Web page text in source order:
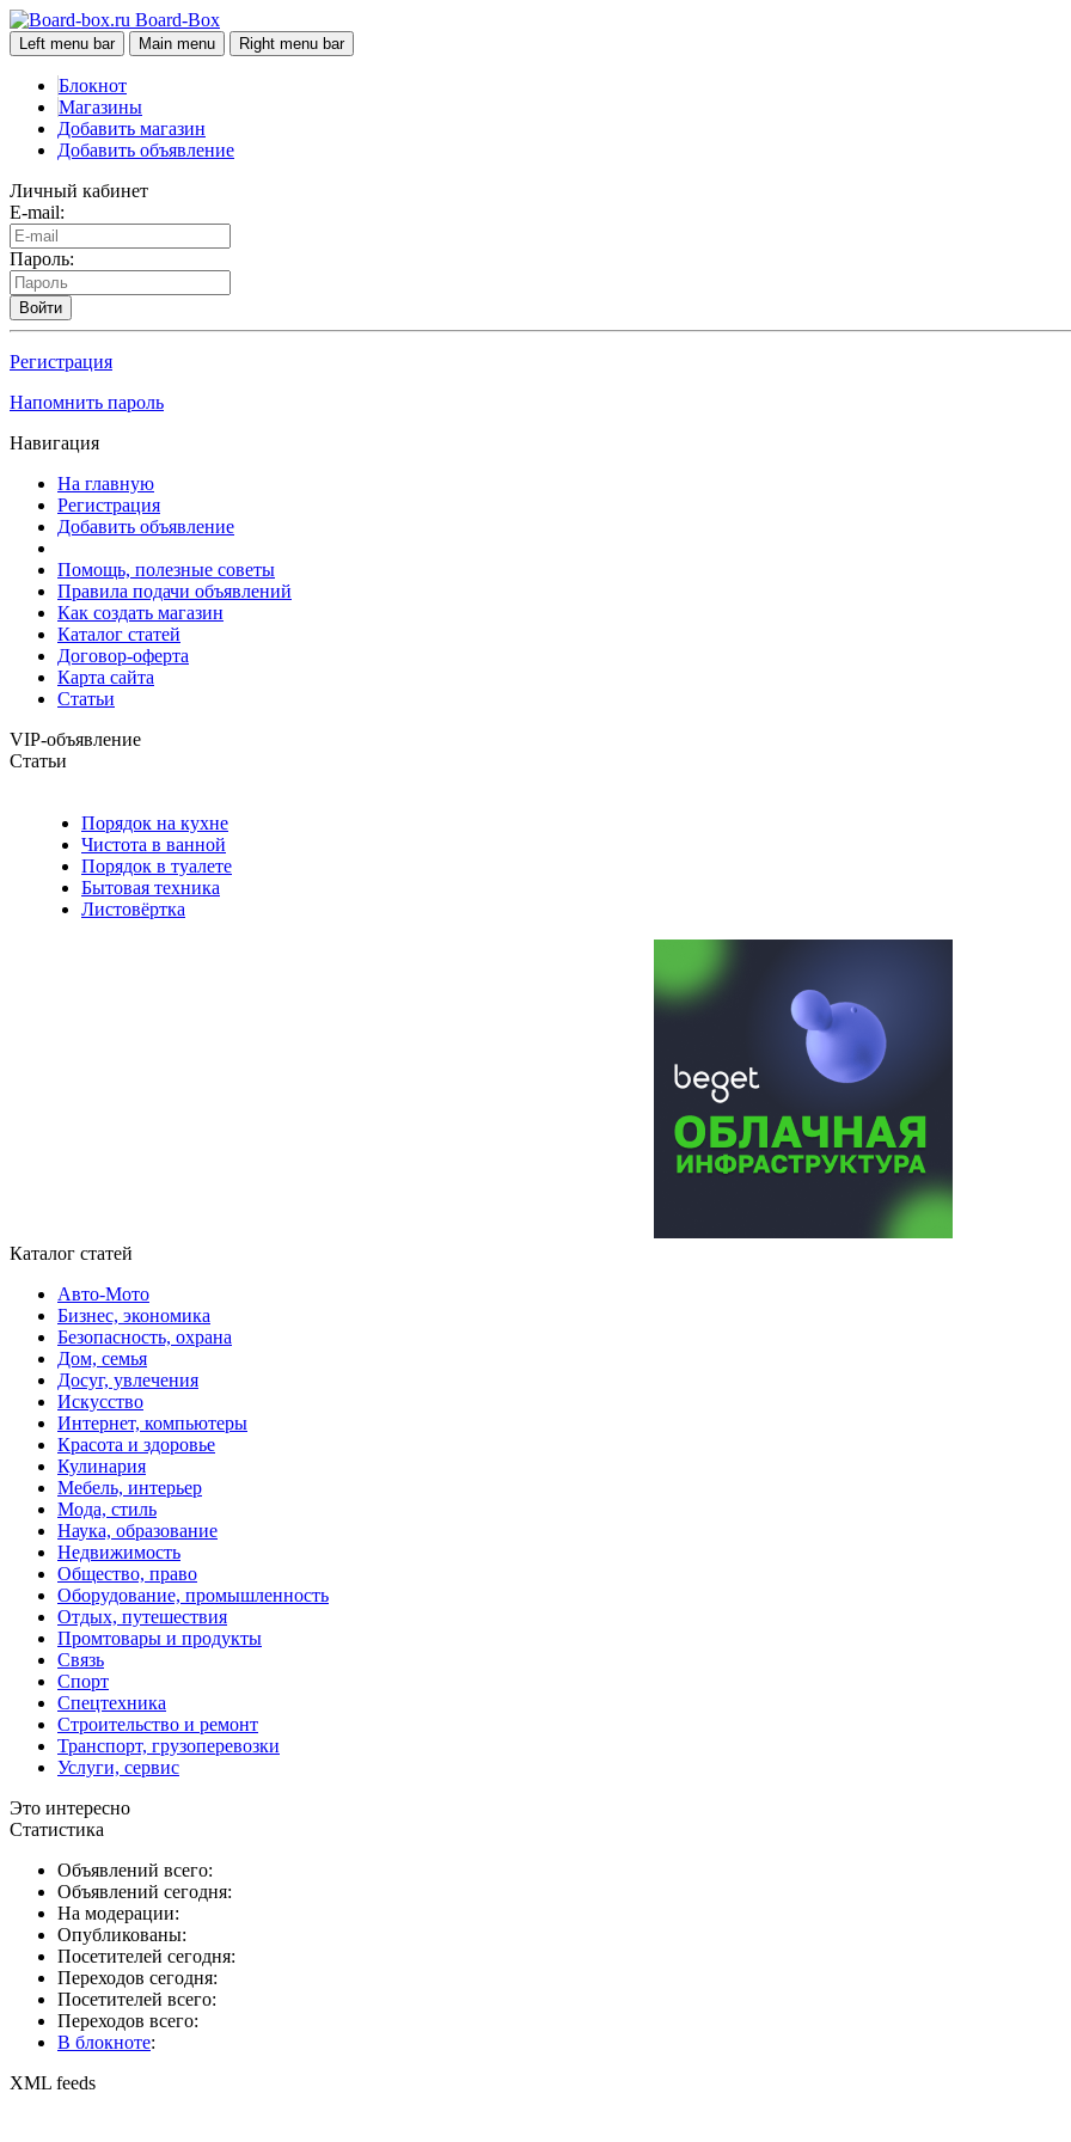
Board-Box
Left menu bar Main menu Right menu bar
Блокнот
Магазины
Добавить магазин
Добавить объявление
Личный кабинет
E-mail:
Пароль:
Войти
Регистрация
Напомнить пароль
Навигация
На главную
Регистрация
Добавить объявление
Помощь, полезные советы
Правила подачи объявлений
Как создать магазин
Каталог статей
Договор-оферта
Карта сайта
Статьи
VIP-объявление
Статьи
Порядок на кухне
Чистота в ванной
Порядок в туалете
Бытовая техника
Листовёртка
Каталог статей
Авто-Мото
Бизнес, экономика
Безопасность, охрана
Дом, семья
Досуг, увлечения
Искусство
Интернет, компьютеры
Красота и здоровье
Кулинария
Мебель, интерьер
Мода, стиль
Наука, образование
Недвижимость
Общество, право
Оборудование, промышленность
Отдых, путешествия
Промтовары и продукты
Связь
Спорт
Спецтехника
Строительство и ремонт
Транспорт, грузоперевозки
Услуги, сервис
Это интересно
Статистика
Объявлений всего:
Объявлений сегодня:
На модерации:
Опубликованы:
Посетителей сегодня:
Переходов сегодня:
Посетителей всего:
Переходов всего:
В блокноте:
XML feeds